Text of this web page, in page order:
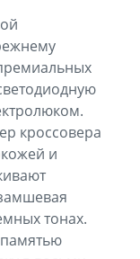
кроссовера
и
тонах.